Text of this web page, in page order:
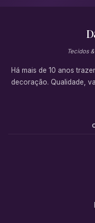
Tecidos
Há mais de 10 anos
decoração. Qualidade,